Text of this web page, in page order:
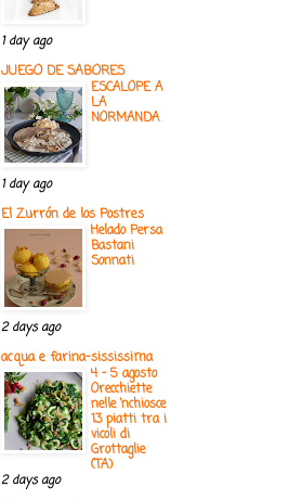
1 day ago
JUEGO DE SABORES
ESCALOPE A
LA
NORMANDA
1 day ago
El Zurrón de los Postres
Helado Persa
Bastani
Sonnati
2 days ago
acqua e farina-sississima
4 - 5 agosto
Orecchiette
nelle ‘nchiosce
13 piatti tra i
vicoli di
Grottaglie
(TA)
2 days ago